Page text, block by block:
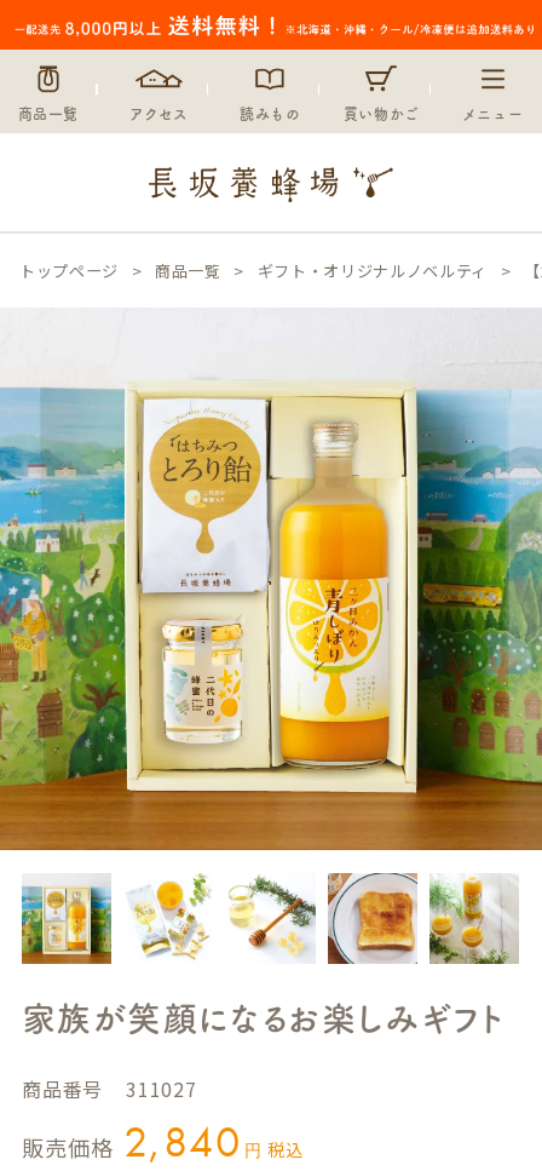
商品一覧 アクセス 読みもの 買い物かご メニュー
トップページ 商品一覧 ギフト・オリジナルノベルティ
家族が笑顔になるお楽しみギフト
商品番号 311027
販売価格 2,840 税込